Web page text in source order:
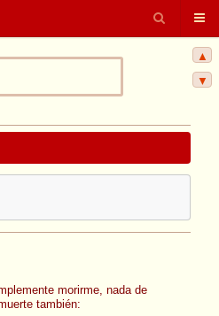
morirme, nada de
también:
▲
▼